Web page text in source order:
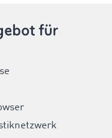
für